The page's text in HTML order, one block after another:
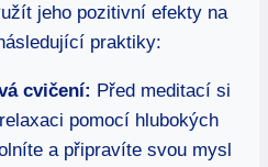
jeho pozitivní efekty na
praktiky:
cvičení: Před meditací si
pomocí hlubokých
a připravíte svou mysl